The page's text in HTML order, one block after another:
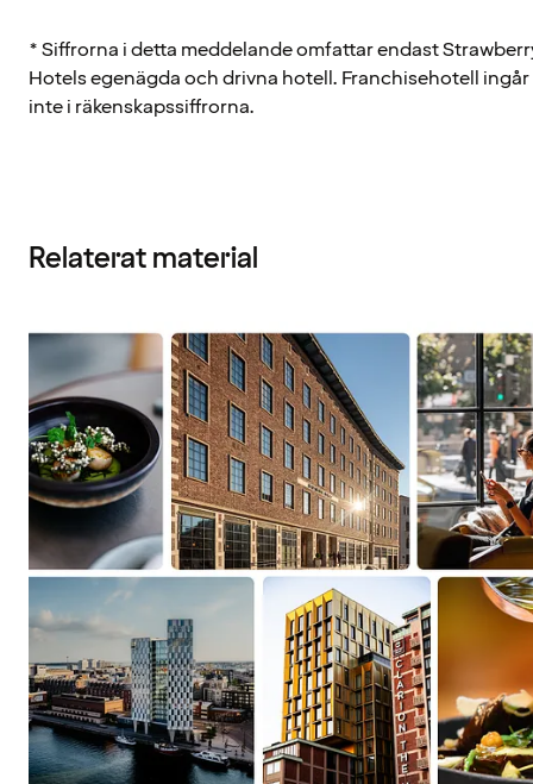
* Siffrorna i detta meddelande omfattar endast
Hotels egenägda och drivna hotell. Franchisehotell ingår
inte i räkenskapssiffrorna.
Relaterat material